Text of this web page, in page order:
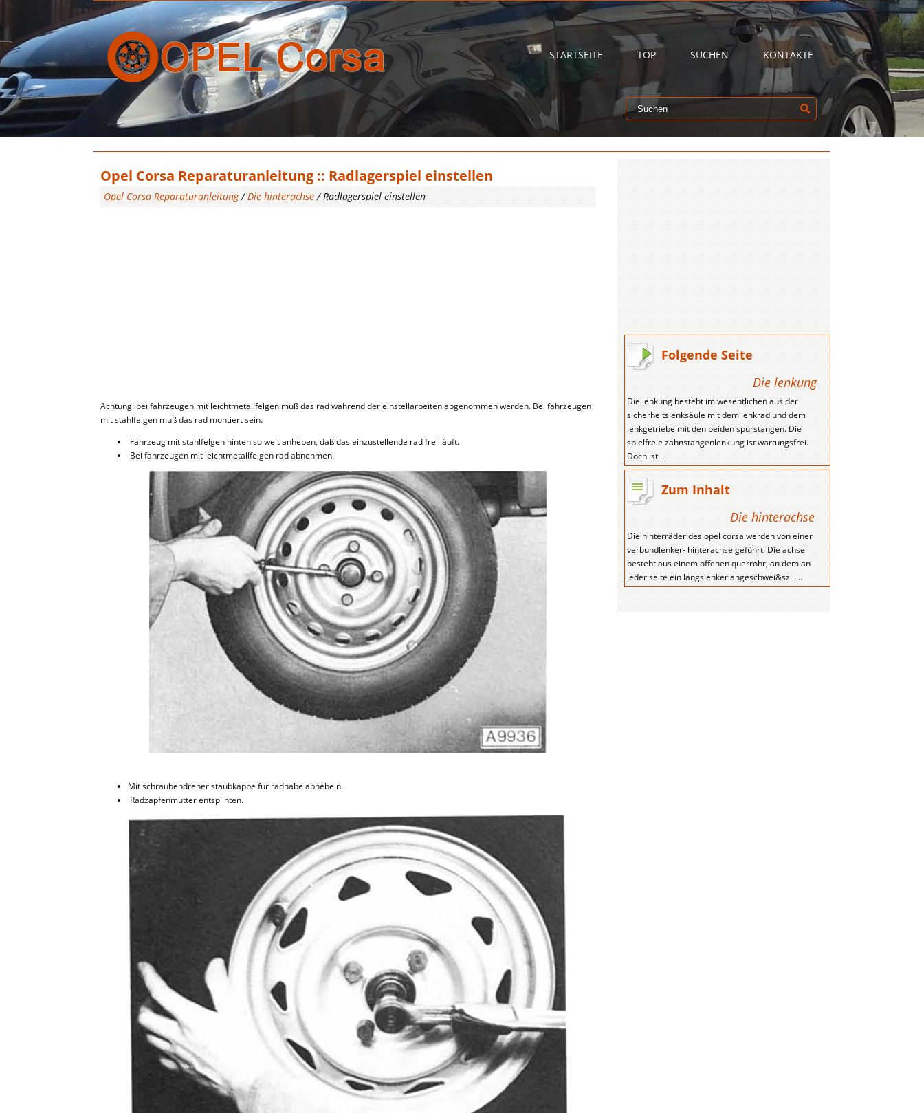
STARTSEITE TOP SUCHEN KONTAKTE
Opel Corsa Reparaturanleitung :: Radlagerspiel einstellen
Opel Corsa Reparaturanleitung/Die hinterachse/ Radlagerspiel einstellen
Achtung: bei fahrzeugen mit leichtmetallfelgen muß das rad während der einstellarbeiten abgenommen werden. Bei fahrzeugen
mit stahlfelgen muß das rad montiert sein.
Fahrzeug mit stahlfelgen hinten so weit anheben, daß das einzustellende rad frei läuft.
Bei fahrzeugen mit leichtmetallfelgen rad abnehmen.
Mit schraubendreher staubkappe für radnabe abhebein.
Radzapfenmutter entsplinten.
Folgende Seite
Die lenkung
Die lenkung besteht im wesentlichen aus der
sicherheitslenksäule mit dem lenkrad und dem
lenkgetriebe mit den beiden spurstangen. Die
spielfreie zahnstangenlenkung ist wartungsfrei.
Doch ist ...
Zum Inhalt
Die hinterachse
Die hinterräder des opel corsa werden von einer
verbundlenker- hinterachse geführt. Die achse
besteht aus einem offenen querrohr, an dem an
jeder seite ein längslenker angeschwei&szli ...